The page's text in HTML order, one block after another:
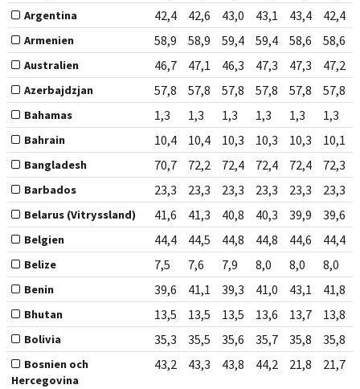
Argentina 42,4 42,6 43,0 43,1 43,4 42,4
Armenien 58,9 58,9 59,4 59,4 58,6 58,6
Australien 46,7 47,1 46,3 47,3 47,3 47,2
Azerbajdzjan 57,8 57,8 57,8 57,8 57,8 57,8
Bahamas 1,3 1,3 1,3 1,3 1,3 1,3
Bahrain 10,4 10,4 10,3 10,3 10,3 10,1
Bangladesh 70,7 72,2 72,4 72,4 72,4 72,3
Barbados 23,3 23,3 23,3 23,3 23,3 23,3
Belarus (Vitryssland) 41,6 41,3 40,8 40,3 39,9 39,6
Belgien 44,4 44,5 44,8 44,8 44,6 44,4
Belize 7,5 7,6 7,9 8,0 8,0 8,0
Benin 39,6 41,1 39,3 41,0 43,1 41,8
Bhutan 13,5 13,5 13,5 13,6 13,7 13,8
Bolivia 35,3 35,5 35,6 35,7 35,8 35,8
Bosnien och
Hercegovina
43,2 43,3 43,8 44,2 21,8 21,7